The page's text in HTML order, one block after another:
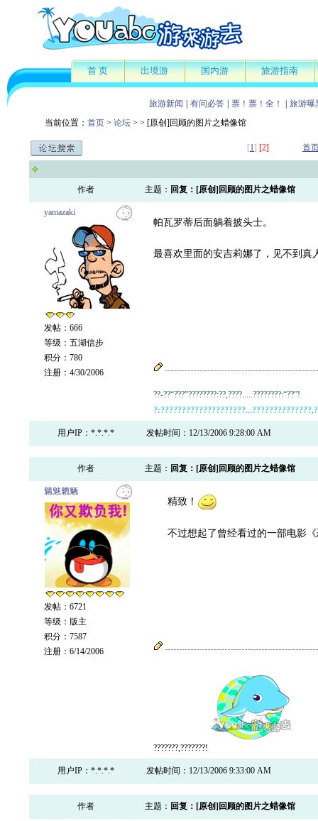
首 页 出境游 国内游 旅游指南
旅游新闻 有问必答 票！票！全！
旅游曝
当前位置： 首页 > 论坛 > > [原创]回顾的图片之蜡像馆
[1] [2] 首
作者 主题： 回复：[原创]回顾的图片之蜡像馆
yamazaki
发帖：666
等级：五湖信步
积分：780
注册：4/30/2006
帕瓦罗蒂后面躺着披头士。
最喜欢里面的安吉莉娜了，见不到真
??-??“???”????????:??,????.....????????:“??”!
用户IP：*.*.*.* 发帖时间：12/13/2006 9:28:00 AM
作者 主题： 回复：[原创]回顾的图片之蜡像馆
魑魅魍魉
发帖：6721
等级：版主
积分：7587
注册：6/14/2006
精致！
不过想起了曾经看过的一部电影《
???????,???????!
用户IP：*.*.*.* 发帖时间：12/13/2006 9:33:00 AM
作者 主题： 回复：[原创]回顾的图片之蜡像馆